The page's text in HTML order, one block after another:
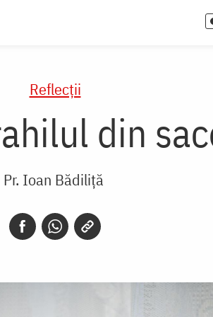
Reflecții
din
Pr. Ioan Bădiliță